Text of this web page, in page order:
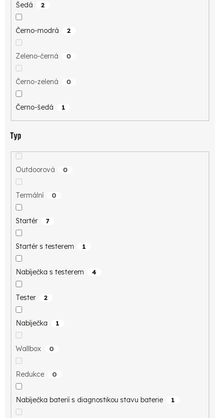
Šedá 2
Černo-modrá 2
Zeleno-černá 0
Černo-zelená 0
Černo-šedá 1
Typ
Outdoorová 0
Termální 0
Startér 7
Startér s testerem 1
Nabíječka s testerem 4
Tester 2
Nabíječka 1
Wallbox 0
Redukce 0
Nabíječka baterií s diagnostikou stavu baterie 1